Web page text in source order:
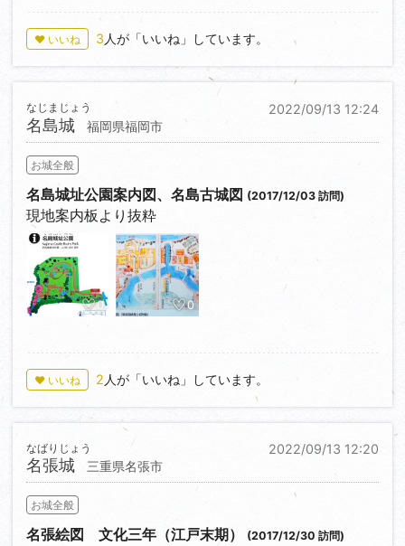
♥ いいね 3人が「いいね」しています。
2022/09/13 12:24
名島城
なじまじょう
福岡県福岡市
お城全般
名島城址公園案内図、名島古城図 (2017/12/03 訪問)
現地案内板より抜粋
0 0
♥ いいね 2 人が「いいね」しています。
2022/09/13 12:20
名張城
なばりじょう
三重県名張市
お城全般
名張絵図 文化三年（江戸末期） (2017/12/30 訪問)